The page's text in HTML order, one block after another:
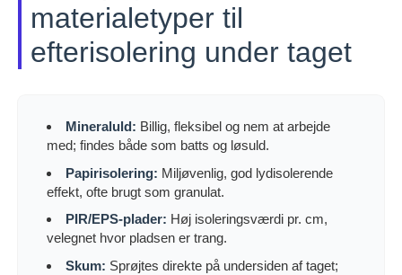
materialetyper til
efterisolering under taget
Mineraluld: Billig, fleksibel og nem at arbejde
med; findes både som batts og løsuld.
Papirisolering: Miljøvenlig, god lydisolerende
effekt, ofte brugt som granulat.
PIR/EPS-plader: Høj isoleringsværdi pr. cm,
velegnet hvor pladsen er trang.
Skum: Sprøjtes direkte på undersiden af taget;